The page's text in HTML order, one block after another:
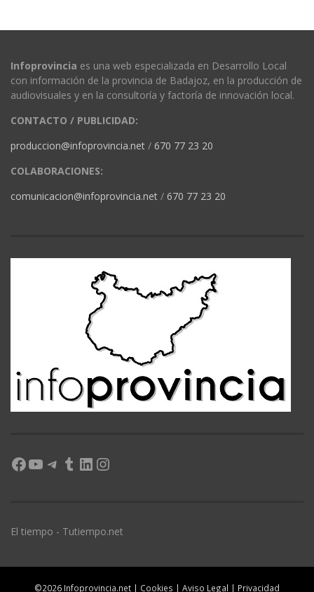
Infoprovincia es una web especializada en Desarrollo Local
con información de la provincia de Badajoz, en la producción de
audiovisuales y en la consultoría y factoría de innovación local.
CONTACTO / PUBLICIDAD:
produccion@infoprovincia.net / 670 77 23 20
COLABORACIONES:
comunicacion@infoprovincia.net / 670 77 23 20
Facebook
YouTube
Telegram
Tumblr
LinkedIn
Instagram
El tiempo - Tutiempo.net
©2026 Infoprovincia.net | Cookies | Aviso Legal | Privacidad